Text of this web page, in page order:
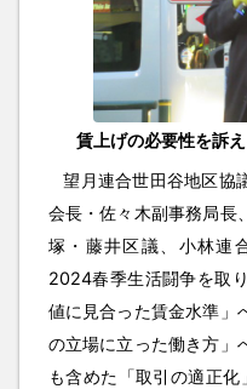
賃上げの必要性を訴
望月連合世田谷地区協
会長・佐々木副事務局長
塚・藤井区議、小林連
2024春季生活闘争を取
値に見合った賃金水準」
の立場に立った働き方」
も含めた「取引の適正